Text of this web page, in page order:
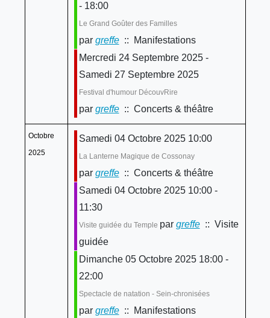
- 18:00
Le Grand Goûter des Familles
par greffe:: Manifestations
Mercredi 24 Septembre 2025 -
Samedi 27 Septembre 2025
Festival d'humour DécouvRire
par greffe:: Concerts & théâtre
Octobre
2025
Samedi 04 Octobre 2025 10:00
La Lanterne Magique de Cossonay
par greffe:: Concerts & théâtre
Samedi 04 Octobre 2025 10:00 -
11:30
Visite guidée du Temple par greffe:: Visite
guidée
Dimanche 05 Octobre 2025 18:00 -
22:00
Spectacle de natation - Sein-chronisées
par greffe:: Manifestations